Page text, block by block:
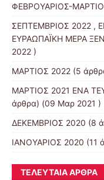
ΦΕΒΡΟΥΑΡΙΟΣ-
ΣΕΠΤΕΜΒΡΙΟΣ 2022 ,
ΕΥΡΑΩΠΑΪΚΗ ΜΕΡΑ
2022 )
ΜΑΡΤΙΟΣ 2022 (5
ΜΑΡΤΙΟΣ 2021 ΕΝΑ
άρθρα) (09 Μαρ 2021 )
ΔΕΚΕΜΒΡΙΟΣ 2020 (8
ΙΑΝΟΥΑΡΙΟΣ 2020 (11
ΤΕΛΕΥΤΑΊΑ ΆΡΘΡΑ